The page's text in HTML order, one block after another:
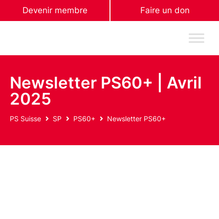
Devenir membre Faire un don
Newsletter PS60+ | Avril
2025
PS Suisse SP PS60+ Newsletter PS60+